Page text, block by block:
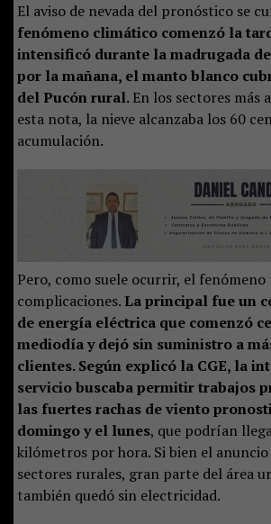
El aviso de nevada del pronóstico se
fenómeno climático comenzó la
intensificó durante la madrugada
por la mañana, el manto blanco
del Pucón rural.En los sectores más
esta nota, la nieve alcanzaba los 60
acumulación.
Pero, como suele ocurrir, el
complicaciones. La principal fue un
de energía eléctrica que comenzó
mediodía y dejó sin suministro a
clientes. Según explicó la CGE, la
servicio buscaba permitir trabajos
las fuertes rachas de viento
domingo y el lunes, que podrían
kilómetros por hora. Si bien el
sectores rurales, gran parte del área
también quedó sin electricidad.